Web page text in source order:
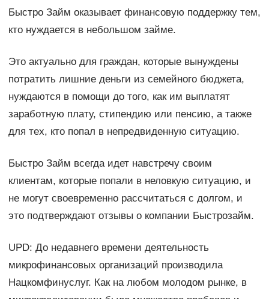
Быстро Займ оказывает финансовую поддержку тем,
кто нуждается в небольшом займе.
Это актуально для граждан, которые вынуждены
потратить лишние деньги из семейного бюджета,
нуждаются в помощи до того, как им выплатят
заработную плату, стипендию или пенсию, а также
для тех, кто попал в непредвиденную ситуацию.
Быстро Займ всегда идет навстречу своим
клиентам, которые попали в неловкую ситуацию, и
не могут своевременно рассчитаться с долгом, и
это подтверждают отзывы о компании Быстрозайм.
UPD: До недавнего времени деятельность
микрофинансовых организаций производила
Нацкомфинуслуг. Как на любом молодом рынке, в